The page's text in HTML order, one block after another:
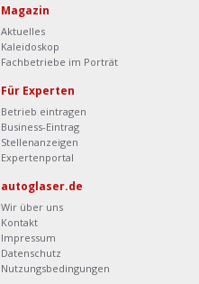
Magazin
Aktuelles
Kaleidoskop
Fachbetriebe im Porträt
Für Experten
Betrieb eintragen
Business-Eintrag
Stellenanzeigen
Expertenportal
autoglaser.de
Wir über uns
Kontakt
Impressum
Datenschutz
Nutzungsbedingungen